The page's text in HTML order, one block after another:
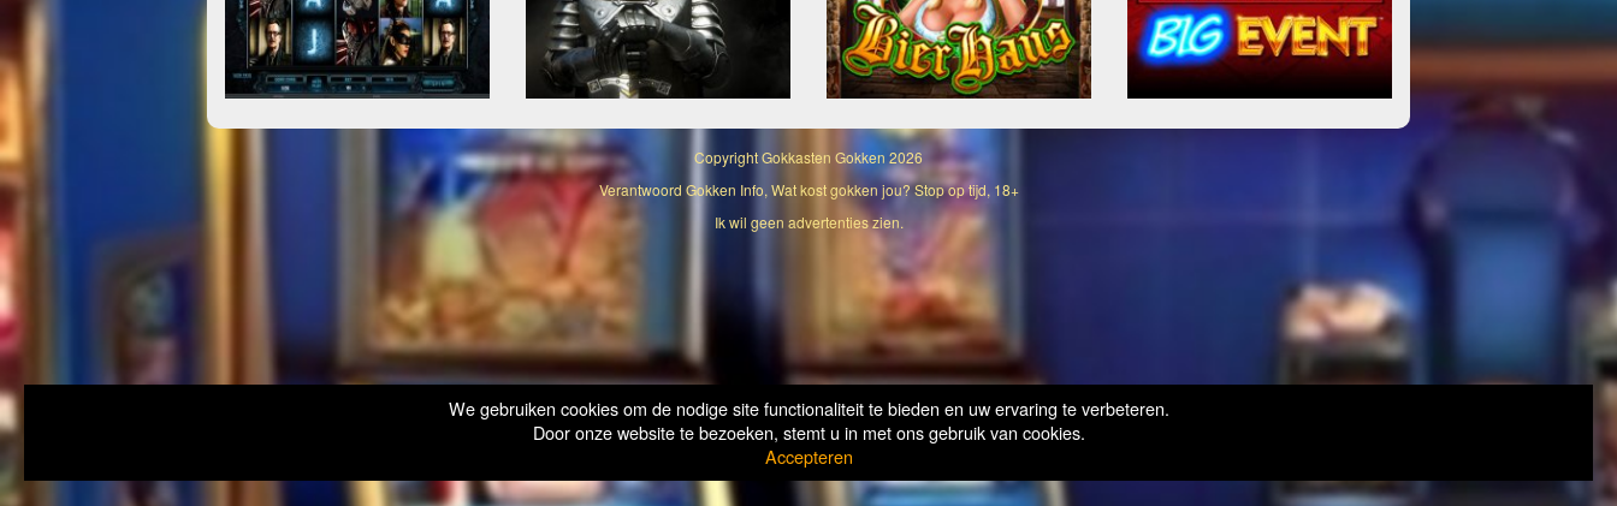
We gebruiken cookies om de nodige site functionaliteit te bieden en uw ervaring te verbeteren.
Door onze website te bezoeken, stemt u in met ons gebruik van cookies.
Accepteren
CopyrightGokkasten Gokken 2026
Verantwoord Gokken Info, Wat kost gokken jou? Stop op tijd, 18+
Ik wil geen advertenties zien.